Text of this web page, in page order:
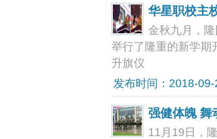
华星职校主
金秋九月，
举行了隆重的新学期
升旗仪
发布时间：2018-
强健体魄
11月19日，